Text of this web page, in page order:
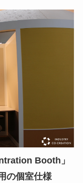
Booth」
の個室仕様